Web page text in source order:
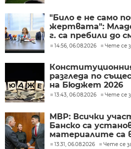
"Било е не само
жертвата":
г. са пребили до
Пловдив
14:56, 06.08.2026 Чете се
разгледа по
на Бюджет 2026
13:43, 06.08.2026 Чете се
МВР: Всички
Банско са
материалите са
13:31, 06.08.2026 Чете се